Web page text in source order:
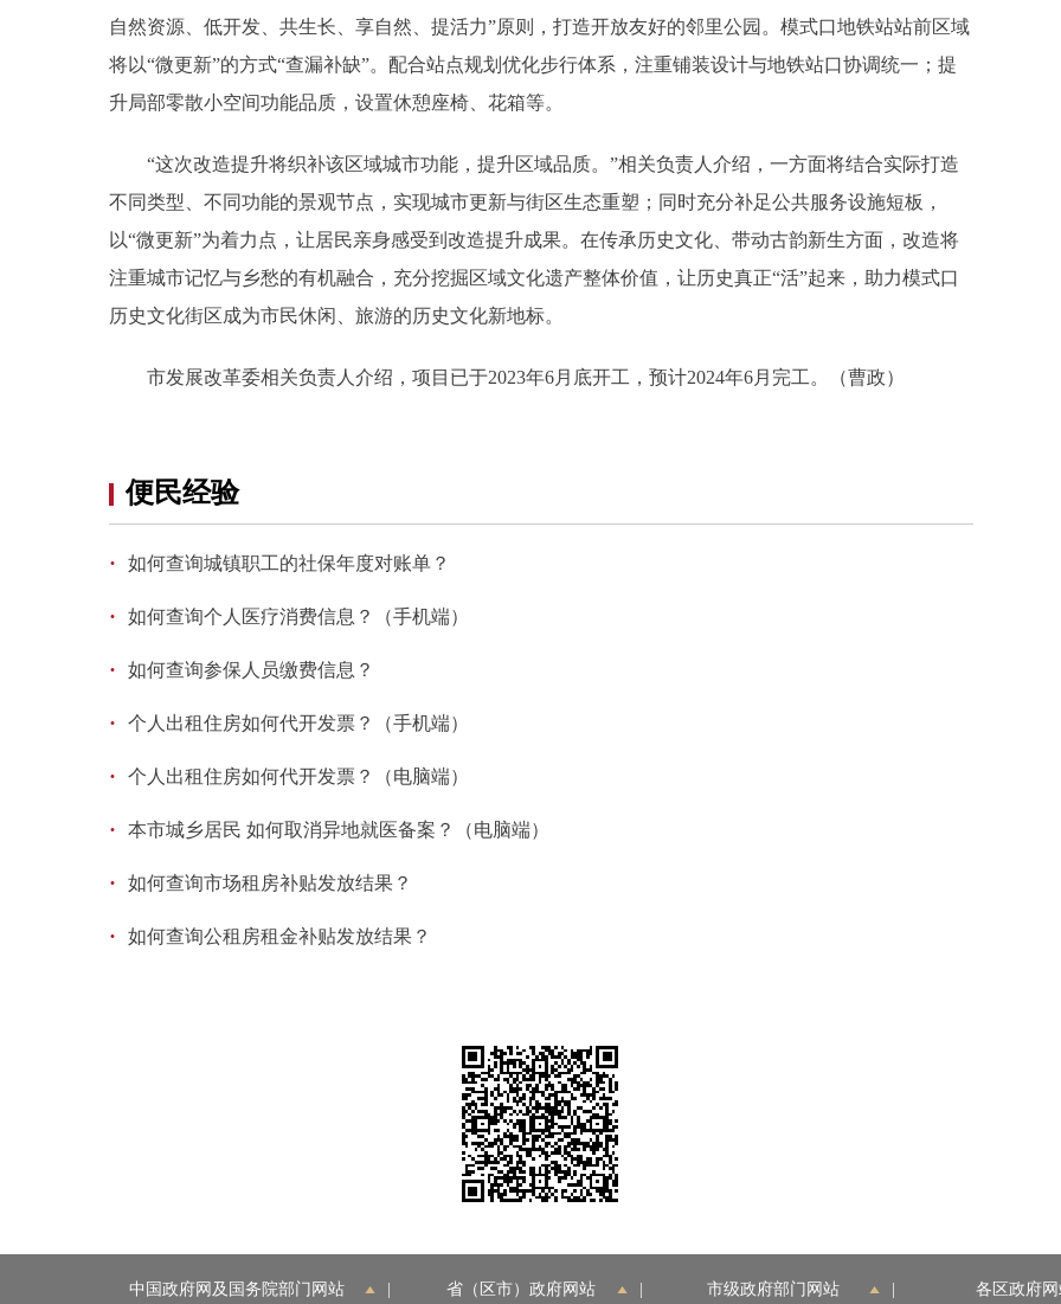
自然资源、低开发、共生长、享自然、提活力”原则，打造开放友好的邻里公园。模式口地铁站站前区域
将以“微更新”的方式“查漏补缺”。配合站点规划优化步行体系，注重铺装设计与地铁站口协调统一；提
升局部零散小空间功能品质，设置休憩座椅、花箱等。
“这次改造提升将织补该区域城市功能，提升区域品质。”相关负责人介绍，一方面将结合实际打造
不同类型、不同功能的景观节点，实现城市更新与街区生态重塑；同时充分补足公共服务设施短板，
以“微更新”为着力点，让居民亲身感受到改造提升成果。在传承历史文化、带动古韵新生方面，改造将
注重城市记忆与乡愁的有机融合，充分挖掘区域文化遗产整体价值，让历史真正“活”起来，助力模式口
历史文化街区成为市民休闲、旅游的历史文化新地标。
市发展改革委相关负责人介绍，项目已于2023年6月底开工，预计2024年6月完工。（曹政）
便民经验
· 如何查询城镇职工的社保年度对账单？
· 如何查询个人医疗消费信息？（手机端）
· 如何查询参保人员缴费信息？
· 个人出租住房如何代开发票？（手机端）
· 个人出租住房如何代开发票？（电脑端）
· 本市城乡居民 如何取消异地就医备案？（电脑端）
· 如何查询市场租房补贴发放结果？
· 如何查询公租房租金补贴发放结果？
中国政府网及国务院部门网站 省（区市）政府网站 市级政府部门网站 各区政府